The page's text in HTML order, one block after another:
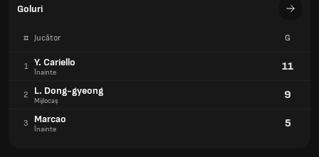
Goluri
# Jucător G
1 Y. Cariello
Înainte 11
2 L. Dong-gyeong
Mijlocaș 9
3 Marcao
Înainte 5